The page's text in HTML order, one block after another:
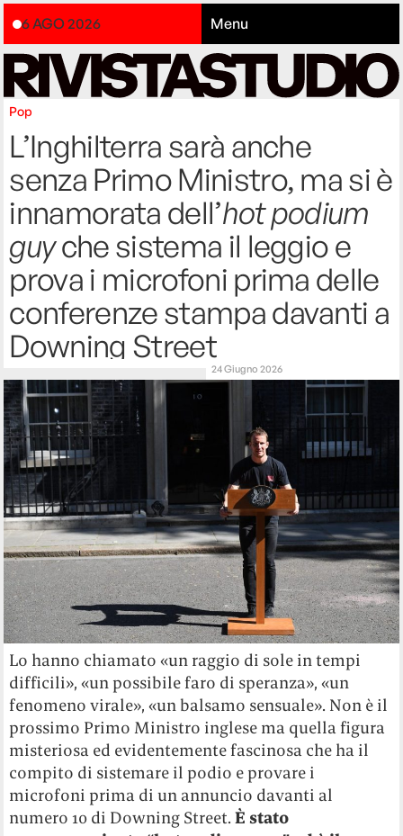
6 AGO 2026 Menu
Pop
L’Inghilterra sarà anche
senza Primo Ministro, ma si è
innamorata dell’hot podium
guyche sistema il leggio e
prova i microfoni prima delle
conferenze stampa davanti a
Downing Street
24 Giugno 2026
Lo hanno chiamato «un raggio di sole in tempi
difficili», «un possibile faro di speranza», «un
fenomeno virale», «un balsamo sensuale». Non è il
prossimo Primo Ministro inglese ma quella figura
misteriosa ed evidentemente fascinosa che ha il
compito di sistemare il podio e provare i
microfoni prima di un annuncio davanti al
numero 10 di Downing Street.È stato